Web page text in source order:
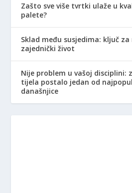
Zašto sve više tvrtki ulaže u
palete?
Sklad među susjedima: ključ
zajednički život
Nije problem u vašoj disciplini:
tijela postalo jedan od
današnjice